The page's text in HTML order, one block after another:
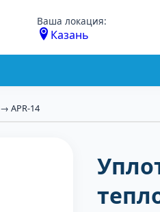
Ваша локация:
Казань
→ APR-14